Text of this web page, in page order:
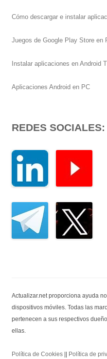
Cómo descargar e instalar
Juegos de Google Play Store en
Instalar aplicaciones en Android
Aplicaciones Android en PC
REDES SOCIALES:
Actualizar.net proporciona ayuda
dispositivos móviles. Todas las
pertenecen a sus respectivos
ellas.
Política de Cookies Política de